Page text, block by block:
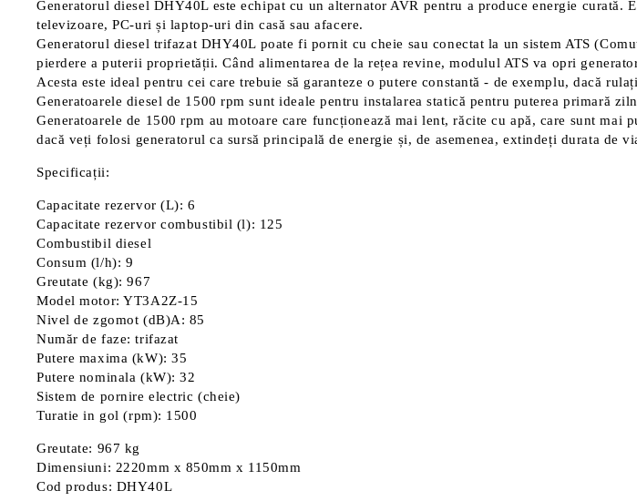
Generatorul diesel DHY40L este echipat cu un alternator AVR pentru a produce energie
televizoare, PC-uri și laptop-uri din casă sau afacere.
Generatorul diesel trifazat DHY40L poate fi pornit cu cheie sau conectat la un sistem ATS
pierdere a puterii proprietății. Când alimentarea de la rețea revine, modulul ATS va opri
Acesta este ideal pentru cei care trebuie să garanteze o putere constantă - de exemplu, dacă
Generatoarele diesel de 1500 rpm sunt ideale pentru instalarea statică pentru puterea primară
Generatoarele de 1500 rpm au motoare care funcționează mai lent, răcite cu apă, care sunt
dacă veți folosi generatorul ca sursă principală de energie și, de asemenea, extindeți durata de
Specificații:
Capacitate rezervor (L): 6
Capacitate rezervor combustibil (l): 125
Combustibil diesel
Consum (l/h): 9
Greutate (kg): 967
Model motor: YT3A2Z-15
Nivel de zgomot (dB)A: 85
Număr de faze: trifazat
Putere maxima (kW): 35
Putere nominala (kW): 32
Sistem de pornire electric (cheie)
Turatie in gol (rpm): 1500
Greutate: 967 kg
Dimensiuni: 2220mm x 850mm x 1150mm
Cod produs: DHY40L